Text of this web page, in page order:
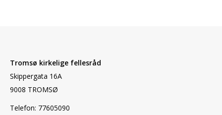
Tromsø kirkelige fellesråd
Skippergata 16A
9008 TROMSØ
Telefon: 77605090